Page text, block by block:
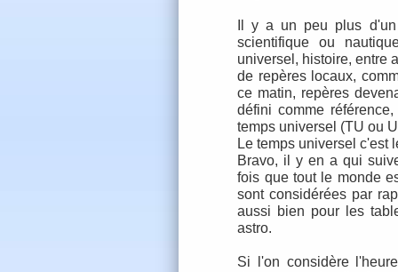
Il y a un peu plus d'un
scientifique ou
universel, histoire, entre
de repères locaux,
ce matin, repères
défini comme
temps universel (TU ou
Le temps universel c'est
Bravo, il y en a qui
fois que tout le monde
sont considérées par
aussi bien pour les
astro.
Si l'on considère